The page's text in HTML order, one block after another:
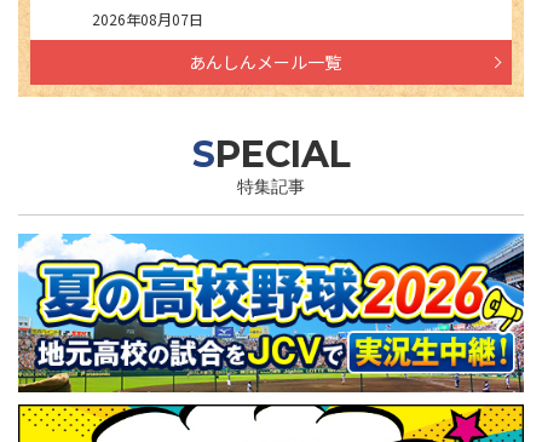
2026年08月07日
あんしんメール一覧
SPECIAL
特集記事